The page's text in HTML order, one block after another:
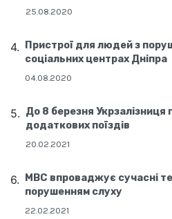
25.08.2020
Пристрої для людей з
соціальних центрах Дніпра
04.08.2020
До 8 березня Укрзалізниця
додаткових поїздів
20.02.2021
МВС впроваджує сучасні
порушенням слуху
22.02.2021